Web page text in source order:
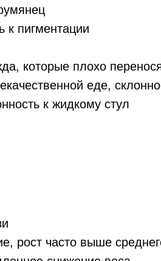
к пигментации
которые плохо
еде,
к жидкому стул
рост часто выше